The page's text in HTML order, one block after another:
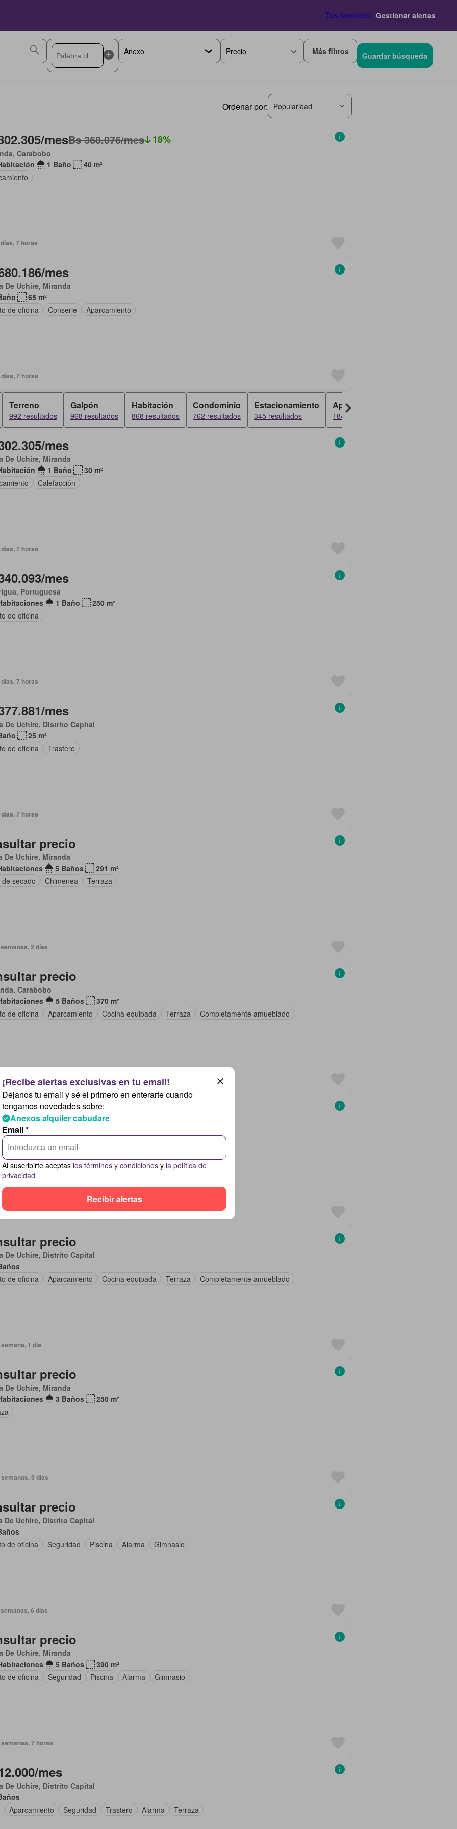
Tus favoritos Gestionar alertas
Precio Más filtros Guardar búsqueda
Ordenar por: Popularidad
mesBs 368.076/mes 18%
Carabobo
1 Baño
40 m²
7 horas
mes
De Uchire, Miranda
65 m²
de oficina
Conserje Aparcamiento
7 horas
Terreno
992 resultados
Galpón
968 resultados
Habitación
868 resultados
Condominio
762 resultados
Estacionamiento
345 resultados
Apartamento
184 resultados
mes
De Uchire, Miranda
1 Baño
30 m²
Calefacción
7 horas
mes
Portuguesa
1 Baño
250 m²
de oficina
7 horas
mes
De Uchire, Distrito Capital
25 m²
de oficina
Trastero
7 horas
precio
De Uchire, Miranda
5 Baños
291 m²
secado
Chimenea Terraza
2 días
precio
Carabobo
5 Baños
370 m²
de oficina
Aparcamiento Cocina equipada Terraza Completamente amueblado
7 horas
mes
De Uchire, Miranda
25 m²
7 horas
precio
De Uchire, Distrito Capital
de oficina
Aparcamiento Cocina equipada Terraza Completamente amueblado
1 día
precio
De Uchire, Miranda
3 Baños
250 m²
3 días
precio
De Uchire, Distrito Capital
de oficina
Seguridad Piscina Alarma Gimnasio
6 días
precio
De Uchire, Miranda
5 Baños
390 m²
de oficina
Seguridad Piscina Alarma Gimnasio
7 horas
mes
De Uchire, Distrito Capital
Aparcamiento Seguridad Trastero Alarma Terraza
Déjanos tu email y sé el primero en enterarte cuando
tengamos novedades sobre:
Anexos alquiler cabudare
Email *
Al suscribirte aceptas los términos y condiciones y la política de
privacidad
Recibir alertas